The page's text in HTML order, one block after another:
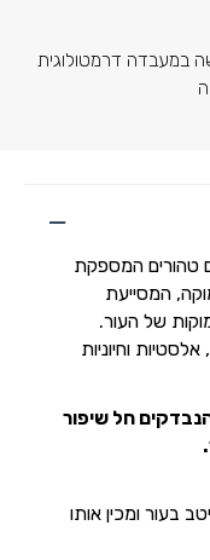
במעבדה דרמטולוגית
טהורים המספקת
המסייעת
של העור.
וחיוניות
והוכח כי אצל 100% מהנבדקים חל שיפור
בעור ומכין אותו